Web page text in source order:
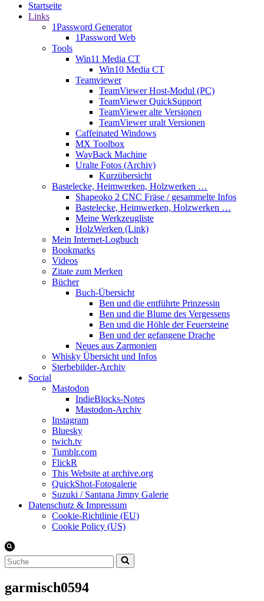
Startseite
Links
1Password Generator
1Password Web
Tools
Win11 Media CT
Win10 Media CT
Teamviewer
TeamViewer Host-Modul (PC)
TeamViewer QuickSupport
TeamViewer alte Versionen
TeamViewer uralt Versionen
Caffeinated Windows
MX Toolbox
WayBack Machine
Uralte Fotos (Archiv)
Kurzübersicht
Bastelecke, Heimwerken, Holzwerken …
Shapeoko 2 CNC Fräse / gesammelte Infos
Bastelecke, Heimwerken, Holzwerken …
Meine Werkzeugliste
HolzWerken (Link)
Mein Internet-Logbuch
Bookmarks
Videos
Zitate zum Merken
Bücher
Buch-Übersicht
Ben und die entführte Prinzessin
Ben und die Blume des Vergessens
Ben und die Höhle der Feuersteine
Ben und der gefangene Drache
Neues aus Zarmonien
Whisky Übersicht und Infos
Sterbebilder-Archiv
Social
Mastodon
IndieBlocks-Notes
Mastodon-Archiv
Instagram
Bluesky
twich.tv
Tumblr.com
FlickR
This Website at archive.org
QuickShot-Fotogalerie
Suzuki / Santana Jimny Galerie
Datenschutz & Impressum
Cookie-Richtlinie (EU)
Cookie Policy (US)
Suchen
nach …
garmisch0594